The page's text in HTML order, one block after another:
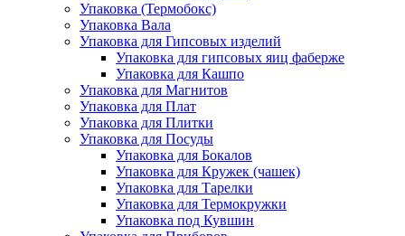
Упаковка (Термобокс)
Упаковка Вала
Упаковка для Гипсовых изделий
Упаковка для гипсовых яиц фаберже
Упаковка для Кашпо
Упаковка для Магнитов
Упаковка для Плат
Упаковка для Плитки
Упаковка для Посуды
Упаковка для Бокалов
Упаковка для Кружек (чашек)
Упаковка для Тарелки
Упаковка для Термокружки
Упаковка под Кувшин